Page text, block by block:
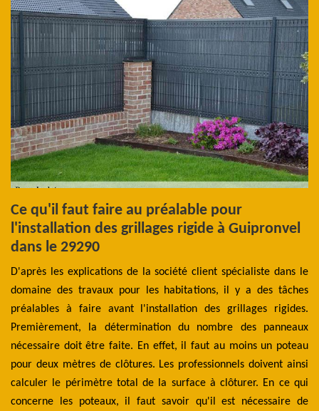
Ce qu'il faut faire au préalable pour
l'installation des grillages rigide à Guipronvel
dans le 29290
D'après les explications de la société client spécialiste dans le
domaine des travaux pour les habitations, il y a des tâches
préalables à faire avant l'installation des grillages rigides.
Premièrement, la détermination du nombre des panneaux
nécessaire doit être faite. En effet, il faut au moins un poteau
pour deux mètres de clôtures. Les professionnels doivent ainsi
calculer le périmètre total de la surface à clôturer. En ce qui
concerne les poteaux, il faut savoir qu'il est nécessaire de